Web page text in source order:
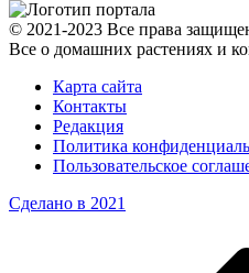
© 2021-2023 Все права
Все о домашних растениях и
Карта сайта
Контакты
Редакция
Политика
Пользовательское
Сделано в 2021